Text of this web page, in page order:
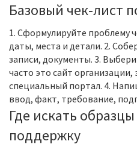
Базовый чек‑лист
1. Сформулируйте проблему
даты, места и детали. 2.
записи, документы. 3.
часто это сайт
специальный портал. 4.
ввод, факт, требование,
Где искать
поддержку